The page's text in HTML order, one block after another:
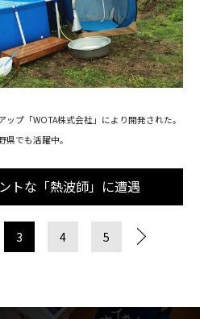
プ「WOTA株式会社」により開発された。
でも活躍中。
トな「熱波師」に遭遇
3 4 5